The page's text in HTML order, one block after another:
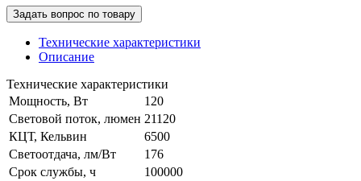
Задать вопрос по товару
Технические характеристики
Описание
Технические характеристики
Мощность, Вт
120
Световой поток, люмен 21120
КЦТ, Кельвин
6500
Светоотдача, лм/Вт
176
Срок службы, ч
100000